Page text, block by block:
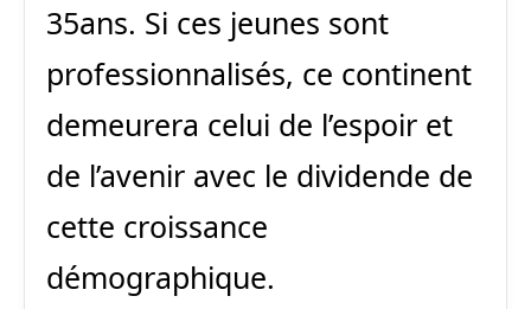
35ans. Si ces jeunes sont
professionnalisés, ce continent
demeurera celui de l’espoir et
de l’avenir avec le dividende de
cette croissance
démographique.